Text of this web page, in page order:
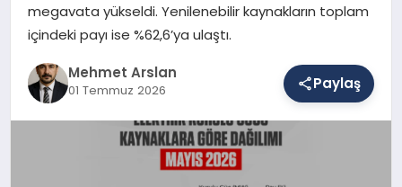
MAGAZIN
SAĞLIK
megavata yükseldi. Yenilenebilir kaynakların toplam
içindeki payı ise %62,6’ya ulaştı.
Mehmet Arslan
01 Temmuz 2026 Paylaş